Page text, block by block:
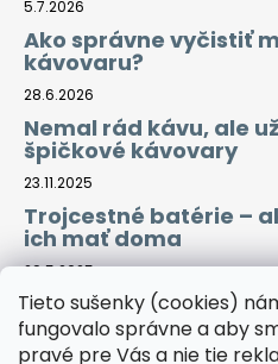
Tieto sušenky (cookies)
fungovalo správne a aby
pravé pre Vás a nie tie
5.7.2026
Ako správne vyčistiť
kávovaru?
28.6.2026
Nemal rád kávu, ale
špičkové kávovary
23.11.2025
Trojcestné batérie –
ich mať doma
29.5.2025
Prijímame online